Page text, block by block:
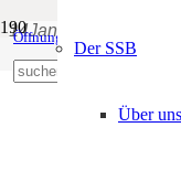
Öffnungszeiten
+39 0471 974 078
Der SSB
Über uns
14Jan